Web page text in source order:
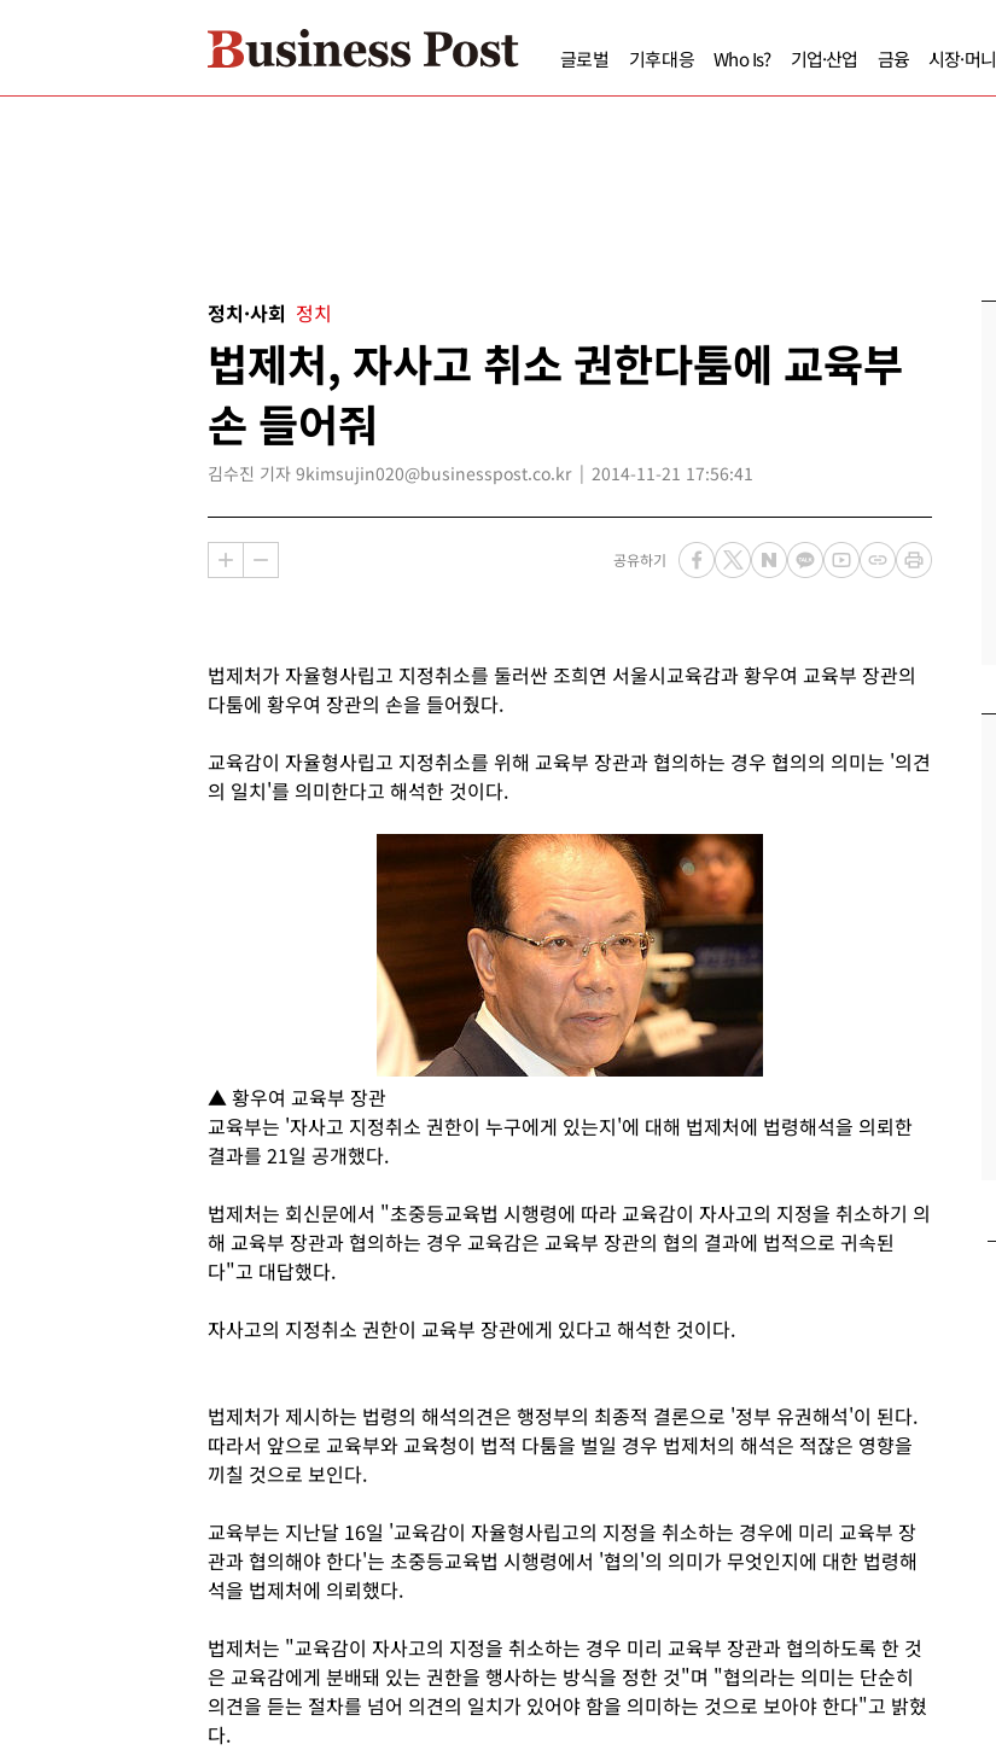
글로벌 기후대응 Who Is? 기업·산업 금융 시장·머니
정치·사회 정치
법제처, 자사고 취소 권한다툼에 교육부
손 들어줘
김수진 기자 9kimsujin020@businesspost.co.kr 2014-11-21 17:56:41
공유하기
법제처가 자율형사립고 지정취소를 둘러싼 조희연 서울시교육감과 황우여 교육부 장관의
다툼에 황우여 장관의 손을 들어줬다.
교육감이 자율형사립고 지정취소를 위해 교육부 장관과 협의하는 경우 협의의 의미는 '의견
의 일치'를 의미한다고 해석한 것이다.
▲ 황우여 교육부 장관
교육부는 '자사고 지정취소 권한이 누구에게 있는지'에 대해 법제처에 법령해석을 의뢰한
결과를 21일 공개했다.
법제처는 회신문에서 "초중등교육법 시행령에 따라 교육감이 자사고의 지정을 취소하기 의
해 교육부 장관과 협의하는 경우 교육감은 교육부 장관의 협의 결과에 법적으로 귀속된
다"고 대답했다.
자사고의 지정취소 권한이 교육부 장관에게 있다고 해석한 것이다.
법제처가 제시하는 법령의 해석의견은 행정부의 최종적 결론으로 '정부 유권해석'이 된다.
따라서 앞으로 교육부와 교육청이 법적 다툼을 벌일 경우 법제처의 해석은 적잖은 영향을
끼칠 것으로 보인다.
교육부는 지난달 16일 '교육감이 자율형사립고의 지정을 취소하는 경우에 미리 교육부 장
관과 협의해야 한다'는 초중등교육법 시행령에서 '협의'의 의미가 무엇인지에 대한 법령해
석을 법제처에 의뢰했다.
법제처는 "교육감이 자사고의 지정을 취소하는 경우 미리 교육부 장관과 협의하도록 한 것
은 교육감에게 분배돼 있는 권한을 행사하는 방식을 정한 것"며 "협의라는 의미는 단순히
의견을 듣는 절차를 넘어 의견의 일치가 있어야 함을 의미하는 것으로 보아야 한다"고 밝혔
다.